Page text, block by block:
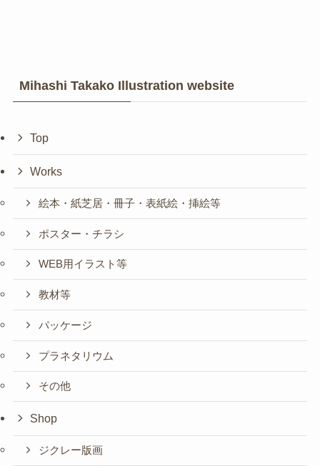
Mihashi Takako Illustration website
Top
Works
絵本・紙芝居・冊子・表紙絵・挿絵等
ポスター・チラシ
WEB用イラスト等
教材等
パッケージ
プラネタリウム
その他
Shop
ジクレー版画